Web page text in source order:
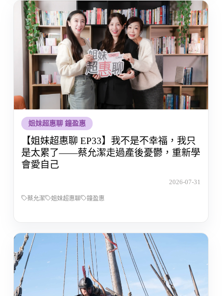
姐妹超惠聊 鐘盈惠
【姐妹超惠聊 EP33】我不是不幸福，我只
是太累了——蔡允潔走過產後憂鬱，重新學
會愛自己
2026-07-31
蔡允潔 姐妹超惠聊 鐘盈惠